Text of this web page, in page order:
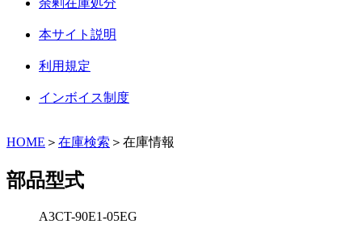
本サイト説明
利用規定
インボイス制度
HOME ＞ 在庫検索 ＞在庫情報
部品型式
A3CT-90E1-05EG